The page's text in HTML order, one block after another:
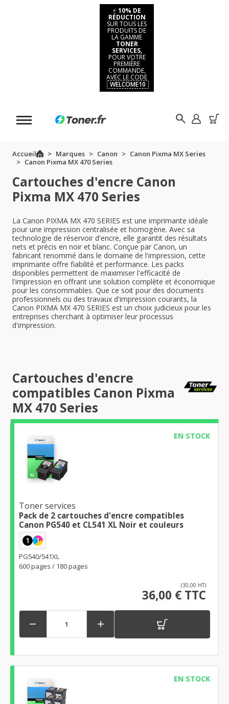
⚡ 10% DE
RÉDUCTION
SUR TOUS LES
PRODUITS DE
LA GAMME
TONER
SERVICES,
POUR VOTRE
PREMIÈRE
COMMANDE,
AVEC LE CODE
WELCOME10
Accueil Marques Canon
Canon Pixma MX Series
Canon Pixma MX 470 Series
Cartouches d'encre Canon
Pixma MX 470 Series
La Canon PIXMA MX 470 SERIES est une imprimante idéale
pour une impression centralisée et homogène. Avec sa
technologie de réservoir d'encre, elle garantit des résultats
nets et précis en noir et blanc. Conçue par Canon, un
fabricant renommé dans le domaine de l'impression, cette
imprimante offre fiabilité et performance. Les packs
disponibles permettent de maximiser l'efficacité de
l'impression en offrant une solution complète et économique
pour les consommables. Que ce soit pour des documents
professionnels ou des travaux d'impression courants, la
Canon PIXMA MX 470 SERIES est un choix judicieux pour les
entreprises cherchant à optimiser leur processus
d'impression.
Cartouches d'encre
compatibles Canon Pixma
MX 470 Series
EN STOCK
Toner services
Pack de 2 cartouches d'encre compatibles
Canon PG540 et CL541 XL Noir et couleurs
1 1
PG540/541XL
600 pages / 180 pages
(30,00 HT)
36,00 € TTC
 
EN STOCK